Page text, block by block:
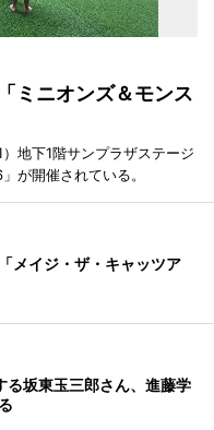
ミニオンズ＆モンス
地下1階サンプラザステージ
が開催されている。
メイジ・ザ・キャッツア
る坂東玉三郎さん、進藤学